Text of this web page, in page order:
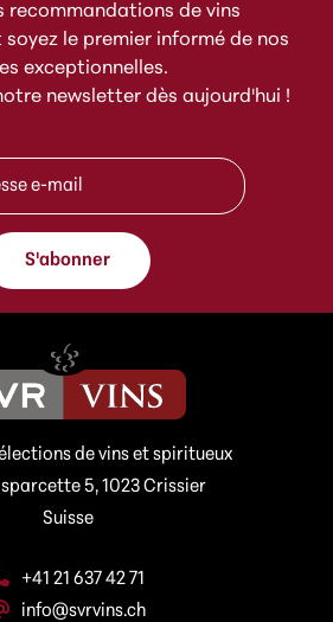
recommandations de vins
le premier informé de nos
exceptionnelles.
newsletter dès aujourd'hui !
e
a
i
l
A
d
s
s
e
*
S'abonner
de vins et spiritueux
5, 1023 Crissier
Suisse
+41 21 637 42 71
info@svrvins.ch